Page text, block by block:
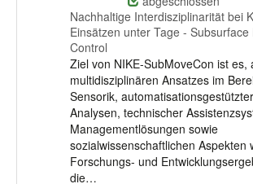
Nachhaltige Interdisziplinarität bei
Einsätzen unter Tage -
Control
Ziel von NIKE-SubMoveCon ist es,
multidisziplinären Ansatzes im
Sensorik,
Analysen, technischer
Managementlösungen sowie
sozialwissenschaftlichen Aspekten
Forschungs- und
die…